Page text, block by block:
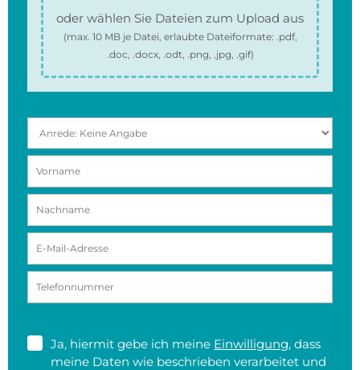
oder wählen Sie Dateien zum Upload aus
(max. 10 MBje Datei, erlaubte Dateiformate: .pdf,
.doc, .docx, .odt, .png, .jpg, .gif)
Ja, hiermit gebe ich meine Einwilligung, dass
meine Daten wie beschrieben verarbeitet und